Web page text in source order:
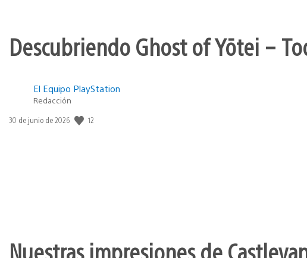
Descubriendo Ghost of Yōtei –
El Equipo PlayStation
Redacción
Fecha
30 de junio de 2026 12
Nuestras impresiones de